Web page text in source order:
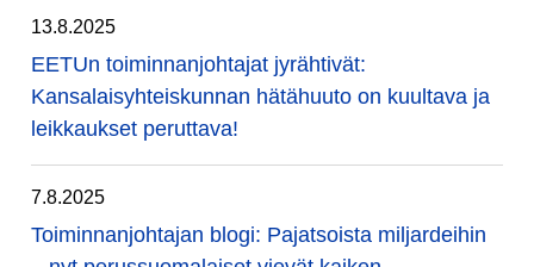
13.8.2025
EETUn toiminnanjohtajat jyrähtivät:
Kansalaisyhteiskunnan hätähuuto on kuultava ja
leikkaukset peruttava!
7.8.2025
Toiminnanjohtajan blogi: Pajatsoista miljardeihin